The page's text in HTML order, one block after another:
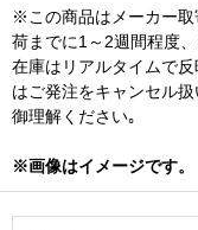
※この商品はメーカー取
荷までに1～2週間程度
在庫はリアルタイムで
はご発注をキャンセル
御理解ください｡
※画像はイメージです。